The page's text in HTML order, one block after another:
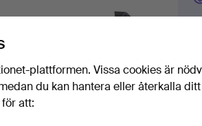
plattformen. Vissa cookies är
du kan hantera eller återkalla ditt
att: